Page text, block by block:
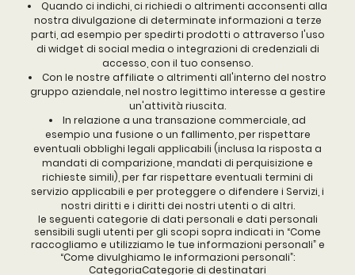
Quando ci indichi, ci richiedi o altrimenti acconsenti alla
nostra divulgazione di determinate informazioni a terze
parti, ad esempio per spedirti prodotti o attraverso l'uso
di widget di social media o integrazioni di credenziali di
accesso, con il tuo consenso.
Con le nostre affiliate o altrimenti all'interno del nostro
gruppo aziendale, nel nostro legittimo interesse a gestire
un'attività riuscita.
In relazione a una transazione commerciale, ad
esempio una fusione o un fallimento, per rispettare
eventuali obblighi legali applicabili (inclusa la risposta a
mandati di comparizione, mandati di perquisizione e
richieste simili), per far rispettare eventuali termini di
servizio applicabili e per proteggere o difendere i Servizi, i
nostri diritti e i diritti dei nostri utenti o di altri.
le seguenti categorie di dati personali e dati personali
sensibili sugli utenti per gli scopi sopra indicati in “Come
raccogliamo e utilizziamo le tue informazioni personali” e
“Come divulghiamo le informazioni personali”:
CategoriaCategorie di destinatari